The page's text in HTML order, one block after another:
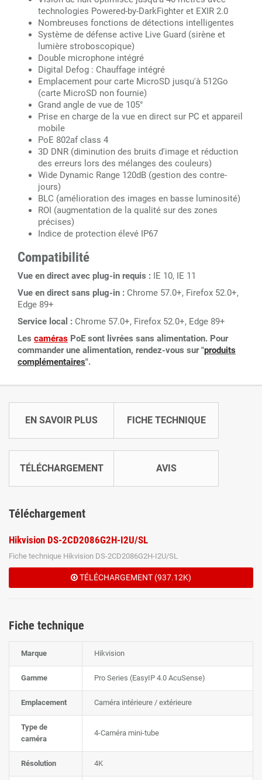
technologies Powered-by-DarkFighter et EXIR 2.0
Nombreuses fonctions de détections intelligentes
Système de défense active Live Guard (sirène et
lumière stroboscopique)
Double microphone intégré
Digital Defog : Chauffage intégré
Emplacement pour carte MicroSD jusqu'à 512Go
(carte MicroSD non fournie)
Grand angle de vue de 105°
Prise en charge de la vue en direct sur PC et appareil
mobile
PoE 802af class 4
3D DNR (diminution des bruits d'image et réduction
des erreurs lors des mélanges des couleurs)
Wide Dynamic Range 120dB (gestion des contre-
jours)
BLC (amélioration des images en basse luminosité)
ROI (augmentation de la qualité sur des zones
précises)
Indice de protection élevé IP67
Compatibilité
Vue en direct avec plug-in requis : IE 10, IE 11
Vue en direct sans plug-in : Chrome 57.0+, Firefox 52.0+,
Edge 89+
Service local : Chrome 57.0+, Firefox 52.0+, Edge 89+
Les caméras PoE sont livrées sans alimentation. Pour
commander une alimentation, rendez-vous sur "produits
complémentaires".
EN SAVOIR PLUS FICHE TECHNIQUE
TÉLÉCHARGEMENT AVIS
Téléchargement
Hikvision DS-2CD2086G2H-I2U/SL
Fiche technique Hikvision DS-2CD2086G2H-I2U/SL
TÉLÉCHARGEMENT (937.12K)
Fiche technique
Marque Hikvision
Gamme Pro Series (EasyIP 4.0 AcuSense)
Emplacement Caméra intérieure / extérieure
Type de
caméra
4-Caméra mini-tube
Résolution 4K